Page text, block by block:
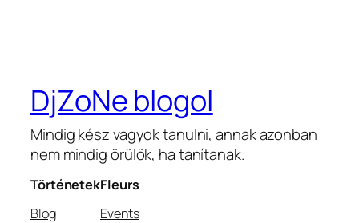
DjZoNe blogol
Mindig kész vagyok tanulni, annak azonban
nem mindig örülök, ha tanítanak.
Történetek
Blog
Fleurs
Events